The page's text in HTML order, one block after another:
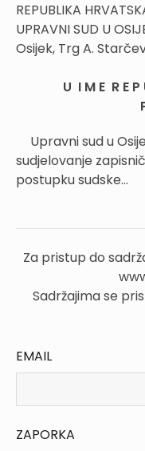
REPUBLIKA
UPRAVNI SUD U
Osijek, Trg A.
U I M E R E P
Upravni sud u
sudjelovanje
postupku sudske...
Za pristup do
Sadržajima se
EMAIL
ZAPORKA